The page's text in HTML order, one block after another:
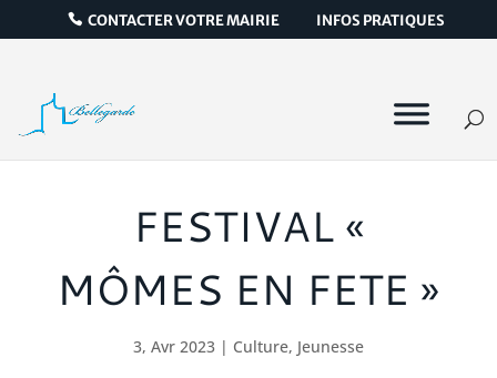
CONTACTER VOTRE MAIRIE INFOS PRATIQUES
FESTIVAL «
MÔMES EN FETE »
3, Avr 2023| Culture, Jeunesse